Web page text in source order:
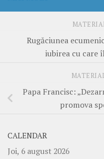
Rugăciunea
iubirea cu care
Papa Francisc:
promova
CALENDAR
Joi, 6 august 2026